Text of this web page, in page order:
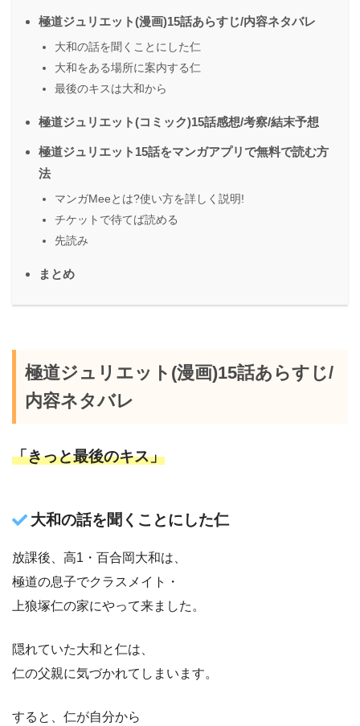
極道ジュリエット(漫画)15話あらすじ/内容ネタバレ
大和の話を聞くことにした仁
大和をある場所に案内する仁
最後のキスは大和から
極道ジュリエット(コミック)15話感想/考察/結末予想
極道ジュリエット15話をマンガアプリで無料で読む方
法
マンガMeeとは?使い方を詳しく説明!
チケットで待てば読める
先読み
まとめ
極道ジュリエット(漫画)15話あらすじ/
内容ネタバレ
「きっと最後のキス」
大和の話を聞くことにした仁
放課後、高1・百合岡大和は、
極道の息子でクラスメイト・
上狼塚仁の家にやって来ました。
隠れていた大和と仁は、
仁の父親に気づかれてしまいます。
すると、仁が自分から